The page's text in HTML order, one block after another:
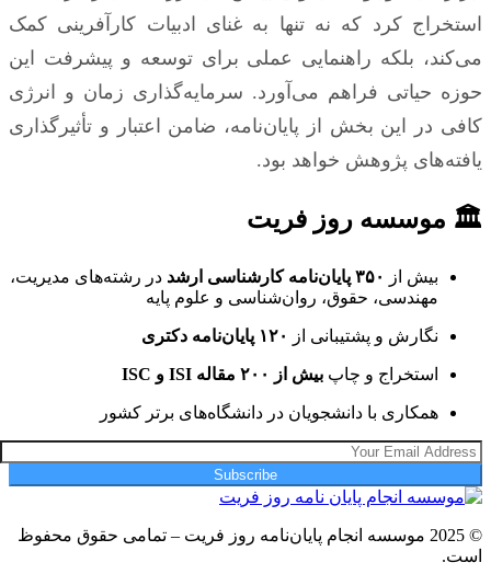
استخراج کرد که نه تنها به غنای ادبیات کارآفرینی کمک
می‌کند، بلکه راهنمایی عملی برای توسعه و پیشرفت این
حوزه حیاتی فراهم می‌آورد. سرمایه‌گذاری زمان و انرژی
کافی در این بخش از پایان‌نامه، ضامن اعتبار و تأثیرگذاری
یافته‌های پژوهش خواهد بود.
🏛 موسسه روز فریت
بیش از ۳۵۰ پایان‌نامه کارشناسی ارشد
در رشته‌های مدیریت،
مهندسی، حقوق، روان‌شناسی و علوم پایه
نگارش و پشتیبانی از ۱۲۰ پایان‌نامه دکتری
استخراج و چاپ بیش از ۲۰۰ مقاله ISI و ISC
همکاری با دانشجویان در دانشگاه‌های برتر کشور
Subscribe
© 2025 موسسه انجام پایان‌نامه روز فریت – تمامی حقوق محفوظ
است.